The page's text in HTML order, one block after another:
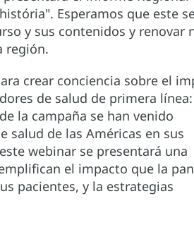
Esperamos que este
y sus contenidos y renovar
región.
crear conciencia sobre el
de salud de primera
la campaña se han venido
salud de las Américas en sus
webinar se presentará una
el impacto que la
pacientes, y la estrategias